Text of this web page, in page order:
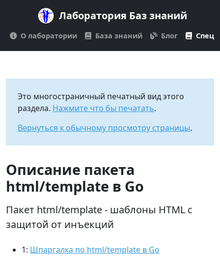
Лаборатория Баз знаний
О лаборатории База знаний Блог
Это многостраничный печатный вид этого
раздела. Нажмите что бы печатать.
Вернуться к обычному просмотру страницы.
Описание пакета
html/template в Go
Пакет html/template - шаблоны HTML с
защитой от инъекций
1: Шпаргалка по html/template в Go